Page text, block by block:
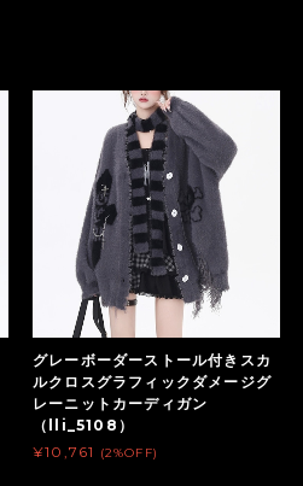
グレーボーダーストール付きスカ
ルクロスグラフィックダメージグ
レーニットカーディガン
（lli_5108）
¥10,761
(2%OFF)